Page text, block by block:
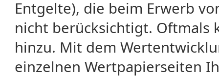
Entgelte), die beim Erwerb
nicht berücksichtigt. Oftmals
hinzu. Mit dem
einzelnen Wertpapierseiten